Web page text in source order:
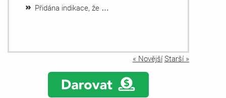
Přidána indikace, že …
« Novější Starší »